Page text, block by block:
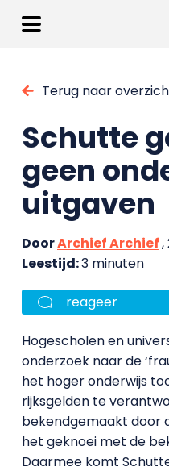
Terug naar
Schutte
geen
uitgaven
DoorArchief Archief,
Leestijd:3 minuten
reageer
Hogescholen en
onderzoek naar de
het hoger onderwijs
rijksgelden te
bekendgemaakt door
het geknoei met de
Daarmee komt